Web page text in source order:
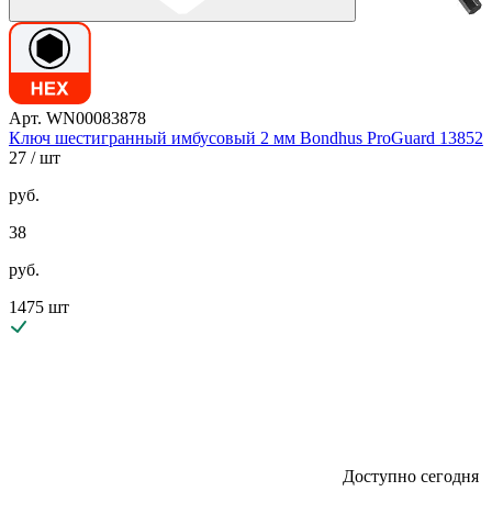
Арт. WN00083878
Ключ шестигранный имбусовый 2 мм Bondhus ProGuard 13852
27 / шт
руб.
38
руб.
1475 шт
Доступно сегодня